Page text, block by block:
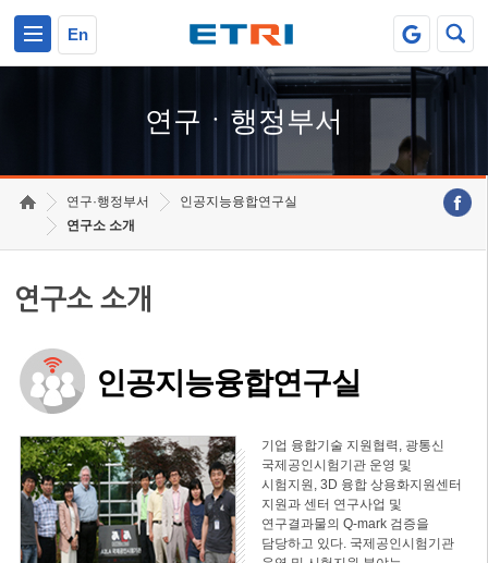
En
연구ㆍ행정부서
연구·행정부서
인공지능융합연구실
연구소 소개
연구소 소개
인공지능융합연구실
기업 융합기술 지원협력, 광통신
국제공인시험기관 운영 및
시험지원, 3D 융합 상용화지원센터
지원과 센터 연구사업 및
연구결과물의 Q-mark 검증을
담당하고 있다. 국제공인시험기관